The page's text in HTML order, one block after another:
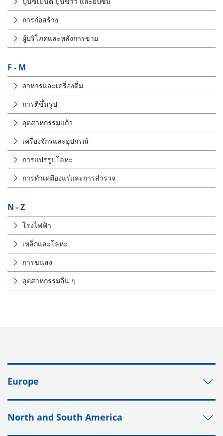
การก่อสร้าง
ผู้บริโภคและหลังการขาย
F - M
อาหารและเครื่องดื่ม
การตีขึ้นรูป
อุตสาหกรรมแก้ว
เครื่องจักรและอุปกรณ์
การแปรรูปโลหะ
การทำเหมืองแร่และการสำรวจ
N - Z
โรงไฟฟ้า
เหล็กและโลหะ
การขนส่ง
อุตสาหกรรมอื่น ๆ
Europe
North and South America